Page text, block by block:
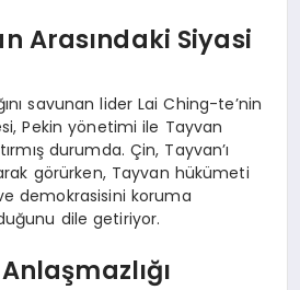
Arasındaki Siyasi
savunan lider Lai Ching-te’nin
Pekin yönetimi ile Tayvan
durumda. Çin, Tayvan’ı
görürken, Tayvan hükümeti
demokrasisini koruma
dile getiriyor.